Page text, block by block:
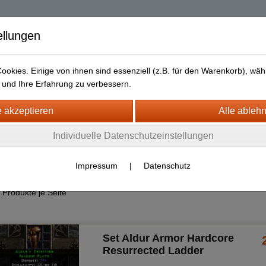
Diablo 2
Liefer- und Versandkosten Widerrufsrecht
+ ROTW Hardcore Ladder
(PC - PS4/5)
Produkte je Seite
Set Aldur Armor Hardcore
Resurrected Ladder
Einige von ihnen sind essenziell (z.B. für den Warenkorb),
Ihre Erfahrung zu verbessern.
Individuelle Datenschutzeinstellungen
Impressum | Datenschutz